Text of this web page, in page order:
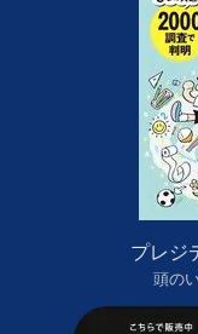
プレジ
頭の